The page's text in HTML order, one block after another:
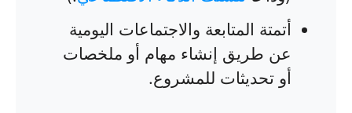
أتمتة المتابعة والاجتماعات اليومية
عن طريق إنشاء مهام أو ملخصات
أو تحديثات للمشروع.